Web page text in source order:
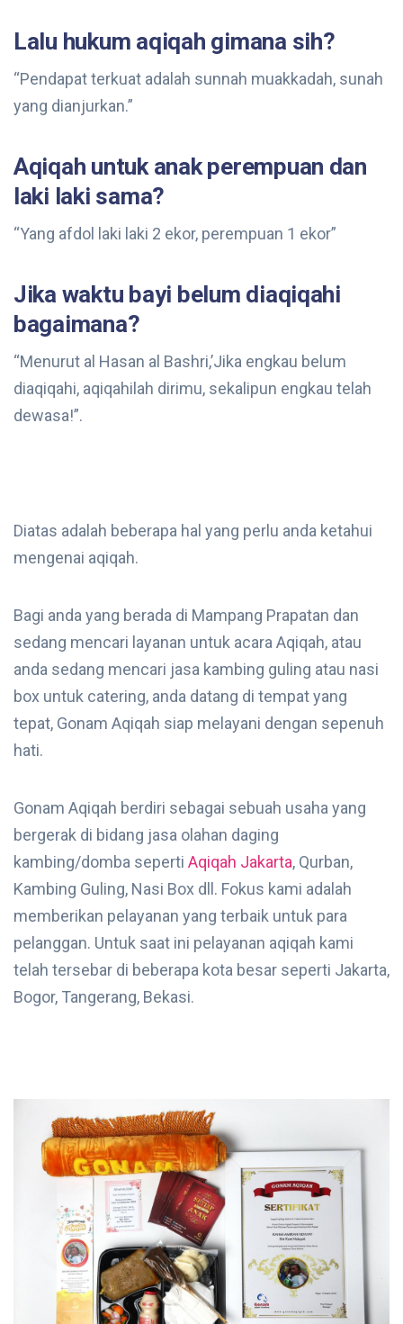
Lalu hukum aqiqah gimana sih?
“Pendapat terkuat adalah sunnah muakkadah, sunah
yang dianjurkan.”
Aqiqah untuk anak perempuan dan
laki laki sama?
“Yang afdol laki laki 2 ekor, perempuan 1 ekor”
Jika waktu bayi belum diaqiqahi
bagaimana?
“Menurut al Hasan al Bashri,’Jika engkau belum
diaqiqahi, aqiqahilah dirimu, sekalipun engkau telah
dewasa!”.
Diatas adalah beberapa hal yang perlu anda ketahui
mengenai aqiqah.
Bagi anda yang berada di Mampang Prapatan dan
sedang mencari layanan untuk acara Aqiqah, atau
anda sedang mencari jasa kambing guling atau nasi
box untuk catering, anda datang di tempat yang
tepat, Gonam Aqiqah siap melayani dengan sepenuh
hati.
Gonam Aqiqah berdiri sebagai sebuah usaha yang
bergerak di bidang jasa olahan daging
kambing/domba seperti Aqiqah Jakarta, Qurban,
Kambing Guling, Nasi Box dll. Fokus kami adalah
memberikan pelayanan yang terbaik untuk para
pelanggan. Untuk saat ini pelayanan aqiqah kami
telah tersebar di beberapa kota besar seperti Jakarta,
Bogor, Tangerang, Bekasi.